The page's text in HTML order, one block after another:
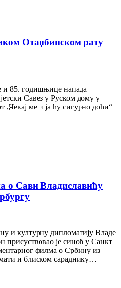
Отаџбинском рату
и 85. годишњице напада
Савез у Руском дому у
„Чекај ме и ја ћу сигурно доћи“
о Сави Владиславићу
и културну дипломатију Владе
присуствовао је синоћ у Санкт
филма о Србину из
и блиском сараднику…